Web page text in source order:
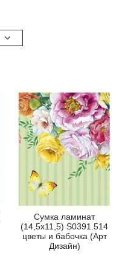
Сумка ламинат
(14,5x11,5) S0391.514
цветы и бабочка (Арт
Дизайн)